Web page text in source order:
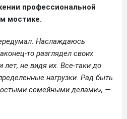
профессиональной
мостике.
Наслаждаюсь
то разглядел своих
не видя их. Все-таки до
нагрузки. Рад быть
семейными делами», —